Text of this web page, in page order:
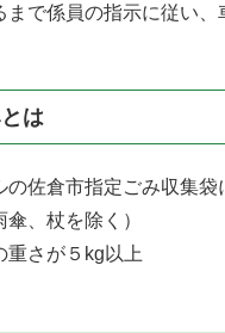
まで係員の指示に従い、
は
の佐倉市指定ごみ収集袋
傘、杖を除く）
重さが５kg以上